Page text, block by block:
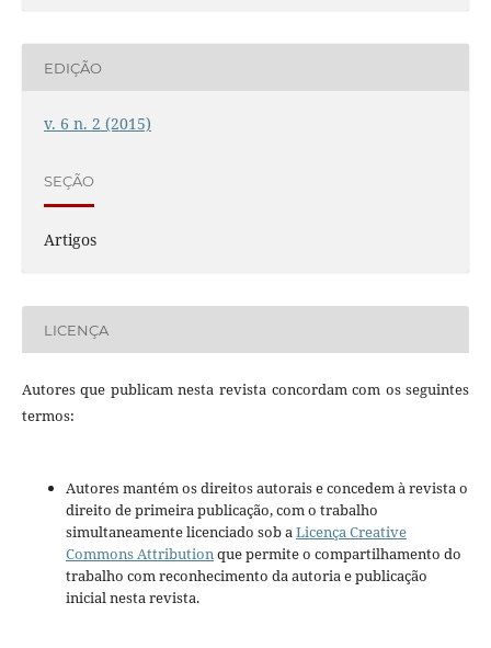
EDIÇÃO
v. 6 n. 2 (2015)
SEÇÃO
Artigos
LICENÇA
Autores que publicam nesta revista concordam com os seguintes
termos:
Autores mantém os direitos autorais e concedem à revista o
direito de primeira publicação, com o trabalho
simultaneamente licenciado sob a Licença Creative
Commons Attribution que permite o compartilhamento do
trabalho com reconhecimento da autoria e publicação
inicial nesta revista.